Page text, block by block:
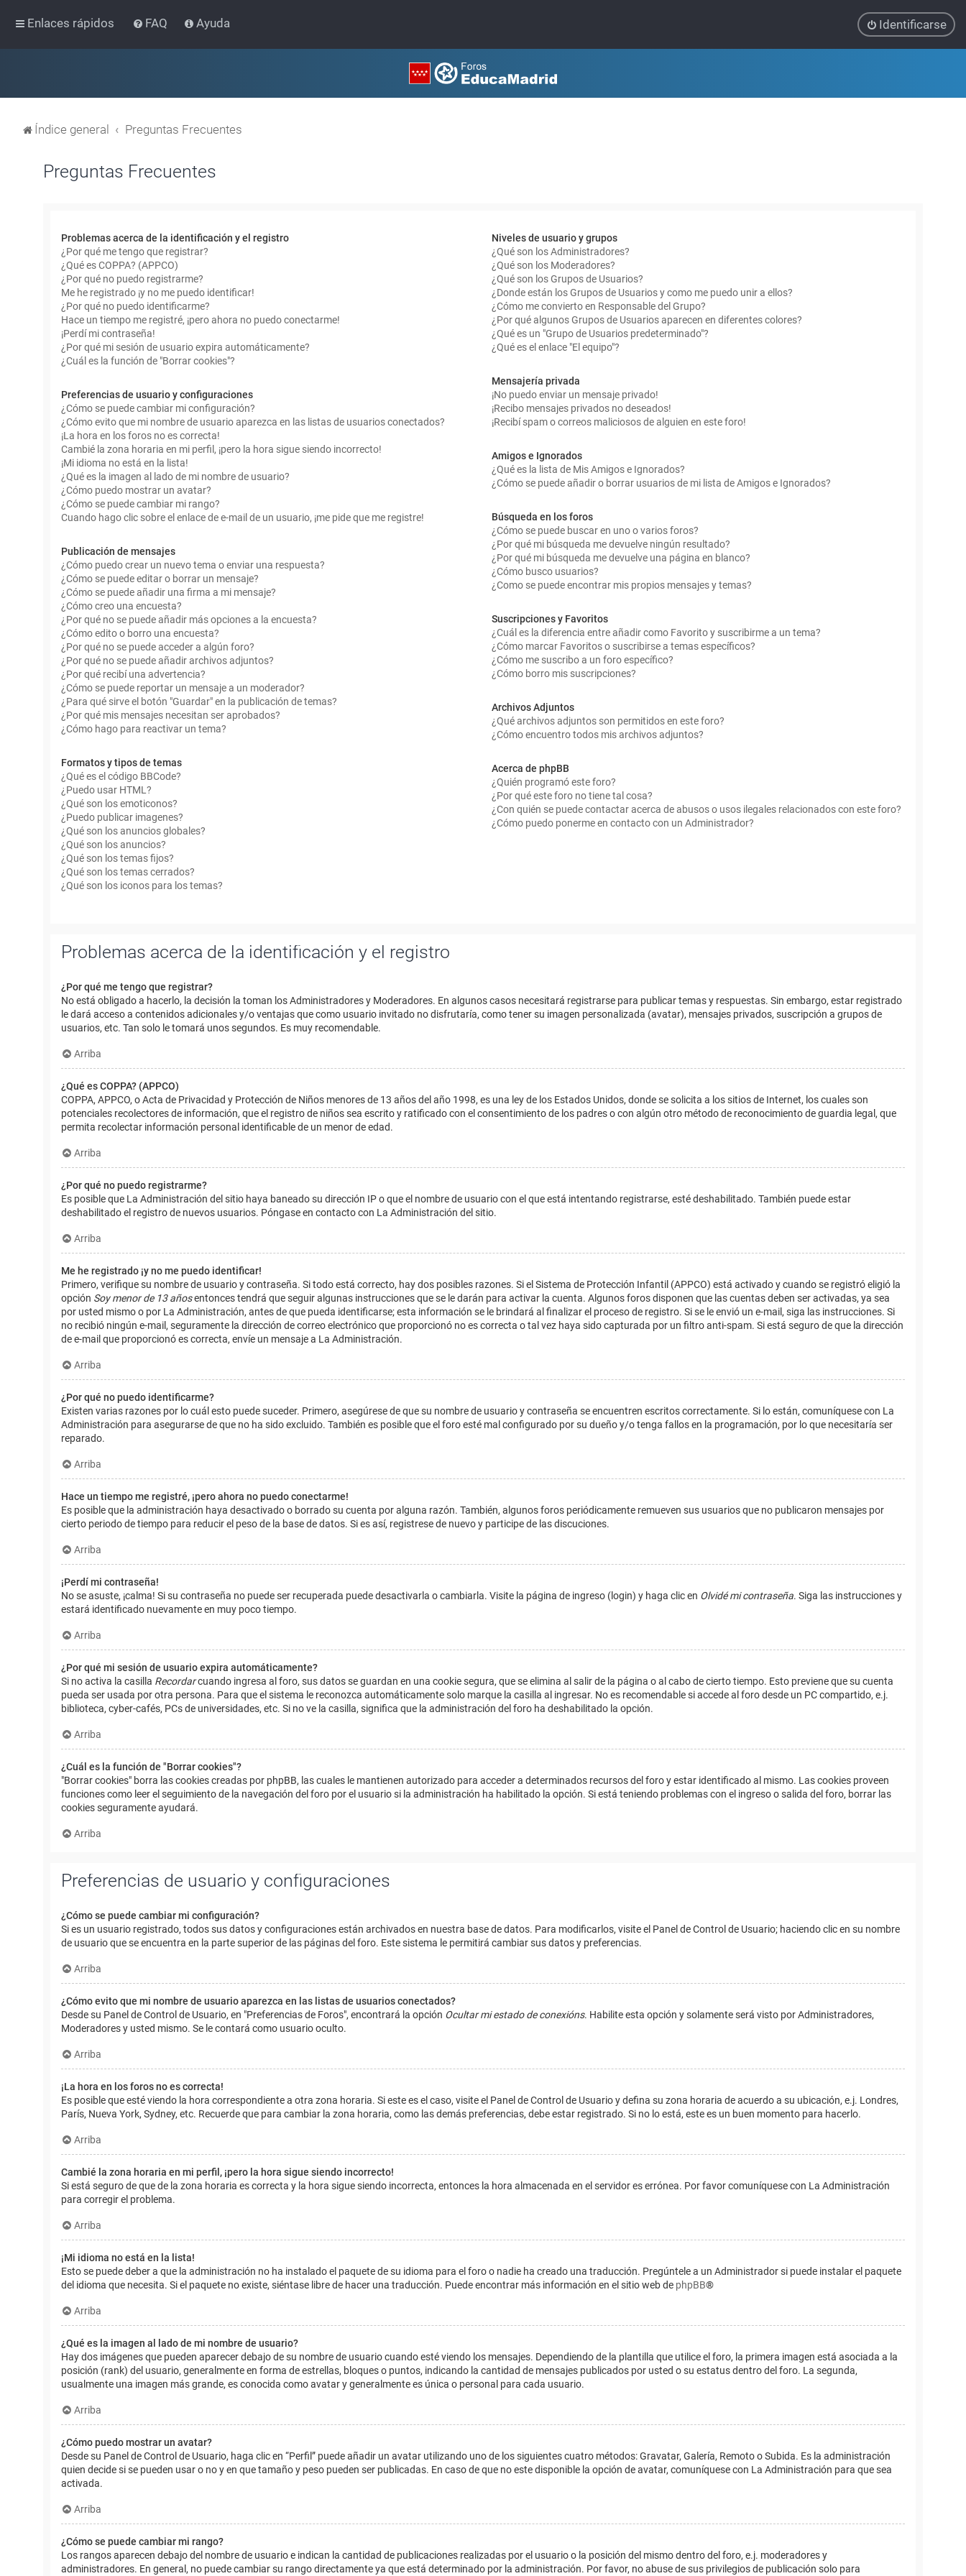
Enlaces rápidos FAQ Ayuda Identificarse
Índice general Preguntas Frecuentes
Preguntas Frecuentes
Problemas acerca de la identificación y el registro
¿Por qué me tengo que registrar?
¿Qué es COPPA? (APPCO)
¿Por qué no puedo registrarme?
Me he registrado ¡y no me puedo identificar!
¿Por qué no puedo identificarme?
Hace un tiempo me registré, ¡pero ahora no puedo conectarme!
¡Perdí mi contraseña!
¿Por qué mi sesión de usuario expira automáticamente?
¿Cuál es la función de "Borrar cookies"?
Preferencias de usuario y configuraciones
¿Cómo se puede cambiar mi configuración?
¿Cómo evito que mi nombre de usuario aparezca en las listas de usuarios conectados?
¡La hora en los foros no es correcta!
Cambié la zona horaria en mi perfil, ¡pero la hora sigue siendo incorrecto!
¡Mi idioma no está en la lista!
¿Qué es la imagen al lado de mi nombre de usuario?
¿Cómo puedo mostrar un avatar?
¿Cómo se puede cambiar mi rango?
Cuando hago clic sobre el enlace de e-mail de un usuario, ¡me pide que me registre!
Publicación de mensajes
¿Cómo puedo crear un nuevo tema o enviar una respuesta?
¿Cómo se puede editar o borrar un mensaje?
¿Cómo se puede añadir una firma a mi mensaje?
¿Cómo creo una encuesta?
¿Por qué no se puede añadir más opciones a la encuesta?
¿Cómo edito o borro una encuesta?
¿Por qué no se puede acceder a algún foro?
¿Por qué no se puede añadir archivos adjuntos?
¿Por qué recibí una advertencia?
¿Cómo se puede reportar un mensaje a un moderador?
¿Para qué sirve el botón "Guardar" en la publicación de temas?
¿Por qué mis mensajes necesitan ser aprobados?
¿Cómo hago para reactivar un tema?
Formatos y tipos de temas
¿Qué es el código BBCode?
¿Puedo usar HTML?
¿Qué son los emoticonos?
¿Puedo publicar imagenes?
¿Qué son los anuncios globales?
¿Qué son los anuncios?
¿Qué son los temas fijos?
¿Qué son los temas cerrados?
¿Qué son los iconos para los temas?
Niveles de usuario y grupos
¿Qué son los Administradores?
¿Qué son los Moderadores?
¿Qué son los Grupos de Usuarios?
¿Donde están los Grupos de Usuarios y como me puedo unir a ellos?
¿Cómo me convierto en Responsable del Grupo?
¿Por qué algunos Grupos de Usuarios aparecen en diferentes colores?
¿Qué es un "Grupo de Usuarios predeterminado"?
¿Qué es el enlace "El equipo"?
Mensajería privada
¡No puedo enviar un mensaje privado!
¡Recibo mensajes privados no deseados!
¡Recibí spam o correos maliciosos de alguien en este foro!
Amigos e Ignorados
¿Qué es la lista de Mis Amigos e Ignorados?
¿Cómo se puede añadir o borrar usuarios de mi lista de Amigos e Ignorados?
Búsqueda en los foros
¿Cómo se puede buscar en uno o varios foros?
¿Por qué mi búsqueda me devuelve ningún resultado?
¿Por qué mi búsqueda me devuelve una página en blanco?
¿Cómo busco usuarios?
¿Como se puede encontrar mis propios mensajes y temas?
Suscripciones y Favoritos
¿Cuál es la diferencia entre añadir como Favorito y suscribirme a un tema?
¿Cómo marcar Favoritos o suscribirse a temas específicos?
¿Cómo me suscribo a un foro específico?
¿Cómo borro mis suscripciones?
Archivos Adjuntos
¿Qué archivos adjuntos son permitidos en este foro?
¿Cómo encuentro todos mis archivos adjuntos?
Acerca de phpBB
¿Quién programó este foro?
¿Por qué este foro no tiene tal cosa?
¿Con quién se puede contactar acerca de abusos o usos ilegales relacionados con este foro?
¿Cómo puedo ponerme en contacto con un Administrador?
Problemas acerca de la identificación y el registro
¿Por qué me tengo que registrar?
No está obligado a hacerlo, la decisión la toman los Administradores y Moderadores. En algunos casos necesitará registrarse para publicar temas y respuestas. Sin embargo, estar registrado
le dará acceso a contenidos adicionales y/o ventajas que como usuario invitado no disfrutaría, como tener su imagen personalizada (avatar), mensajes privados, suscripción a grupos de
usuarios, etc. Tan solo le tomará unos segundos. Es muy recomendable.
Arriba
¿Qué es COPPA? (APPCO)
COPPA, APPCO, o Acta de Privacidad y Protección de Niños menores de 13 años del año 1998, es una ley de los Estados Unidos, donde se solicita a los sitios de Internet, los cuales son
potenciales recolectores de información, que el registro de niños sea escrito y ratificado con el consentimiento de los padres o con algún otro método de reconocimiento de guardia legal, que
permita recolectar información personal identificable de un menor de edad.
Arriba
¿Por qué no puedo registrarme?
Es posible que La Administración del sitio haya baneado su dirección IP o que el nombre de usuario con el que está intentando registrarse, esté deshabilitado. También puede estar
deshabilitado el registro de nuevos usuarios. Póngase en contacto con La Administración del sitio.
Arriba
Me he registrado ¡y no me puedo identificar!
Primero, verifique su nombre de usuario y contraseña. Si todo está correcto, hay dos posibles razones. Si el Sistema de Protección Infantil (APPCO) está activado y cuando se registró eligió la
opción Soy menor de 13 añosentonces tendrá que seguir algunas instrucciones que se le darán para activar la cuenta. Algunos foros disponen que las cuentas deben ser activadas, ya sea
por usted mismo o por La Administración, antes de que pueda identificarse; esta información se le brindará al finalizar el proceso de registro. Si se le envió un e-mail, siga las instrucciones. Si
no recibió ningún e-mail, seguramente la dirección de correo electrónico que proporcionó no es correcta o tal vez haya sido capturada por un filtro anti-spam. Si está seguro de que la dirección
de e-mail que proporcionó es correcta, envíe un mensaje a La Administración.
Arriba
¿Por qué no puedo identificarme?
Existen varias razones por lo cuál esto puede suceder. Primero, asegúrese de que su nombre de usuario y contraseña se encuentren escritos correctamente. Si lo están, comuníquese con La
Administración para asegurarse de que no ha sido excluido. También es posible que el foro esté mal configurado por su dueño y/o tenga fallos en la programación, por lo que necesitaría ser
reparado.
Arriba
Hace un tiempo me registré, ¡pero ahora no puedo conectarme!
Es posible que la administración haya desactivado o borrado su cuenta por alguna razón. También, algunos foros periódicamente remueven sus usuarios que no publicaron mensajes por
cierto periodo de tiempo para reducir el peso de la base de datos. Si es así, registrese de nuevo y participe de las discuciones.
Arriba
¡Perdí mi contraseña!
No se asuste, ¡calma! Si su contraseña no puede ser recuperada puede desactivarla o cambiarla. Visite la página de ingreso (login) y haga clic en Olvidé mi contraseña. Siga las instrucciones y
estará identificado nuevamente en muy poco tiempo.
Arriba
¿Por qué mi sesión de usuario expira automáticamente?
Si no activa la casilla Recordarcuando ingresa al foro, sus datos se guardan en una cookie segura, que se elimina al salir de la página o al cabo de cierto tiempo. Esto previene que su cuenta
pueda ser usada por otra persona. Para que el sistema le reconozca automáticamente solo marque la casilla al ingresar. No es recomendable si accede al foro desde un PC compartido, e.j.
biblioteca, cyber-cafés, PCs de universidades, etc. Si no ve la casilla, significa que la administración del foro ha deshabilitado la opción.
Arriba
¿Cuál es la función de "Borrar cookies"?
"Borrar cookies" borra las cookies creadas por phpBB, las cuales le mantienen autorizado para acceder a determinados recursos del foro y estar identificado al mismo. Las cookies proveen
funciones como leer el seguimiento de la navegación del foro por el usuario si la administración ha habilitado la opción. Si está teniendo problemas con el ingreso o salida del foro, borrar las
cookies seguramente ayudará.
Arriba
Preferencias de usuario y configuraciones
¿Cómo se puede cambiar mi configuración?
Si es un usuario registrado, todos sus datos y configuraciones están archivados en nuestra base de datos. Para modificarlos, visite el Panel de Control de Usuario; haciendo clic en su nombre
de usuario que se encuentra en la parte superior de las páginas del foro. Este sistema le permitirá cambiar sus datos y preferencias.
Arriba
¿Cómo evito que mi nombre de usuario aparezca en las listas de usuarios conectados?
Desde su Panel de Control de Usuario, en "Preferencias de Foros", encontrará la opción Ocultar mi estado de conexións. Habilite esta opción y solamente será visto por Administradores,
Moderadores y usted mismo. Se le contará como usuario oculto.
Arriba
¡La hora en los foros no es correcta!
Es posible que esté viendo la hora correspondiente a otra zona horaria. Si este es el caso, visite el Panel de Control de Usuario y defina su zona horaria de acuerdo a su ubicación, e.j. Londres,
París, Nueva York, Sydney, etc. Recuerde que para cambiar la zona horaria, como las demás preferencias, debe estar registrado. Si no lo está, este es un buen momento para hacerlo.
Arriba
Cambié la zona horaria en mi perfil, ¡pero la hora sigue siendo incorrecto!
Si está seguro de que de la zona horaria es correcta y la hora sigue siendo incorrecta, entonces la hora almacenada en el servidor es errónea. Por favor comuníquese con La Administración
para corregir el problema.
Arriba
¡Mi idioma no está en la lista!
Esto se puede deber a que la administración no ha instalado el paquete de su idioma para el foro o nadie ha creado una traducción. Pregúntele a un Administrador si puede instalar el paquete
del idioma que necesita. Si el paquete no existe, siéntase libre de hacer una traducción. Puede encontrar más información en el sitio web de phpBB®
Arriba
¿Qué es la imagen al lado de mi nombre de usuario?
Hay dos imágenes que pueden aparecer debajo de su nombre de usuario cuando esté viendo los mensajes. Dependiendo de la plantilla que utilice el foro, la primera imagen está asociada a la
posición (rank) del usuario, generalmente en forma de estrellas, bloques o puntos, indicando la cantidad de mensajes publicados por usted o su estatus dentro del foro. La segunda,
usualmente una imagen más grande, es conocida como avatar y generalmente es única o personal para cada usuario.
Arriba
¿Cómo puedo mostrar un avatar?
Desde su Panel de Control de Usuario, haga clic en “Perfil” puede añadir un avatar utilizando uno de los siguientes cuatro métodos: Gravatar, Galería, Remoto o Subida. Es la administración
quien decide si se pueden usar o no y en que tamaño y peso pueden ser publicadas. En caso de que no este disponible la opción de avatar, comuníquese con La Administración para que sea
activada.
Arriba
¿Cómo se puede cambiar mi rango?
Los rangos aparecen debajo del nombre de usuario e indican la cantidad de publicaciones realizadas por el usuario o la posición del mismo dentro del foro, e.j. moderadores y
administradores. En general, no puede cambiar su rango directamente ya que está determinado por la administración. Por favor, no abuse de sus privilegios de publicación solo para